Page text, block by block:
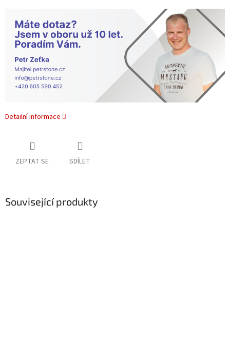
Detailní informace
ZEPTAT SE SDÍLET
Související produkty